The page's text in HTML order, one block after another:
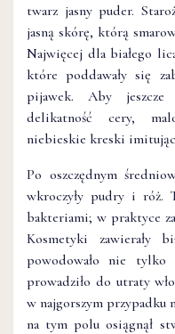
twarz jasny puder.
jasną skórę, którą
Najwięcej dla białego
które poddawały się
pijawek. Aby
delikatność cery,
niebieskie kreski
Po oszczędnym
wkroczyły pudry i róż.
bakteriami; w praktyce
Kosmetyki zawierały
powodowało nie
prowadziło do utraty
w najgorszym przypadku
na tym polu osiągnął